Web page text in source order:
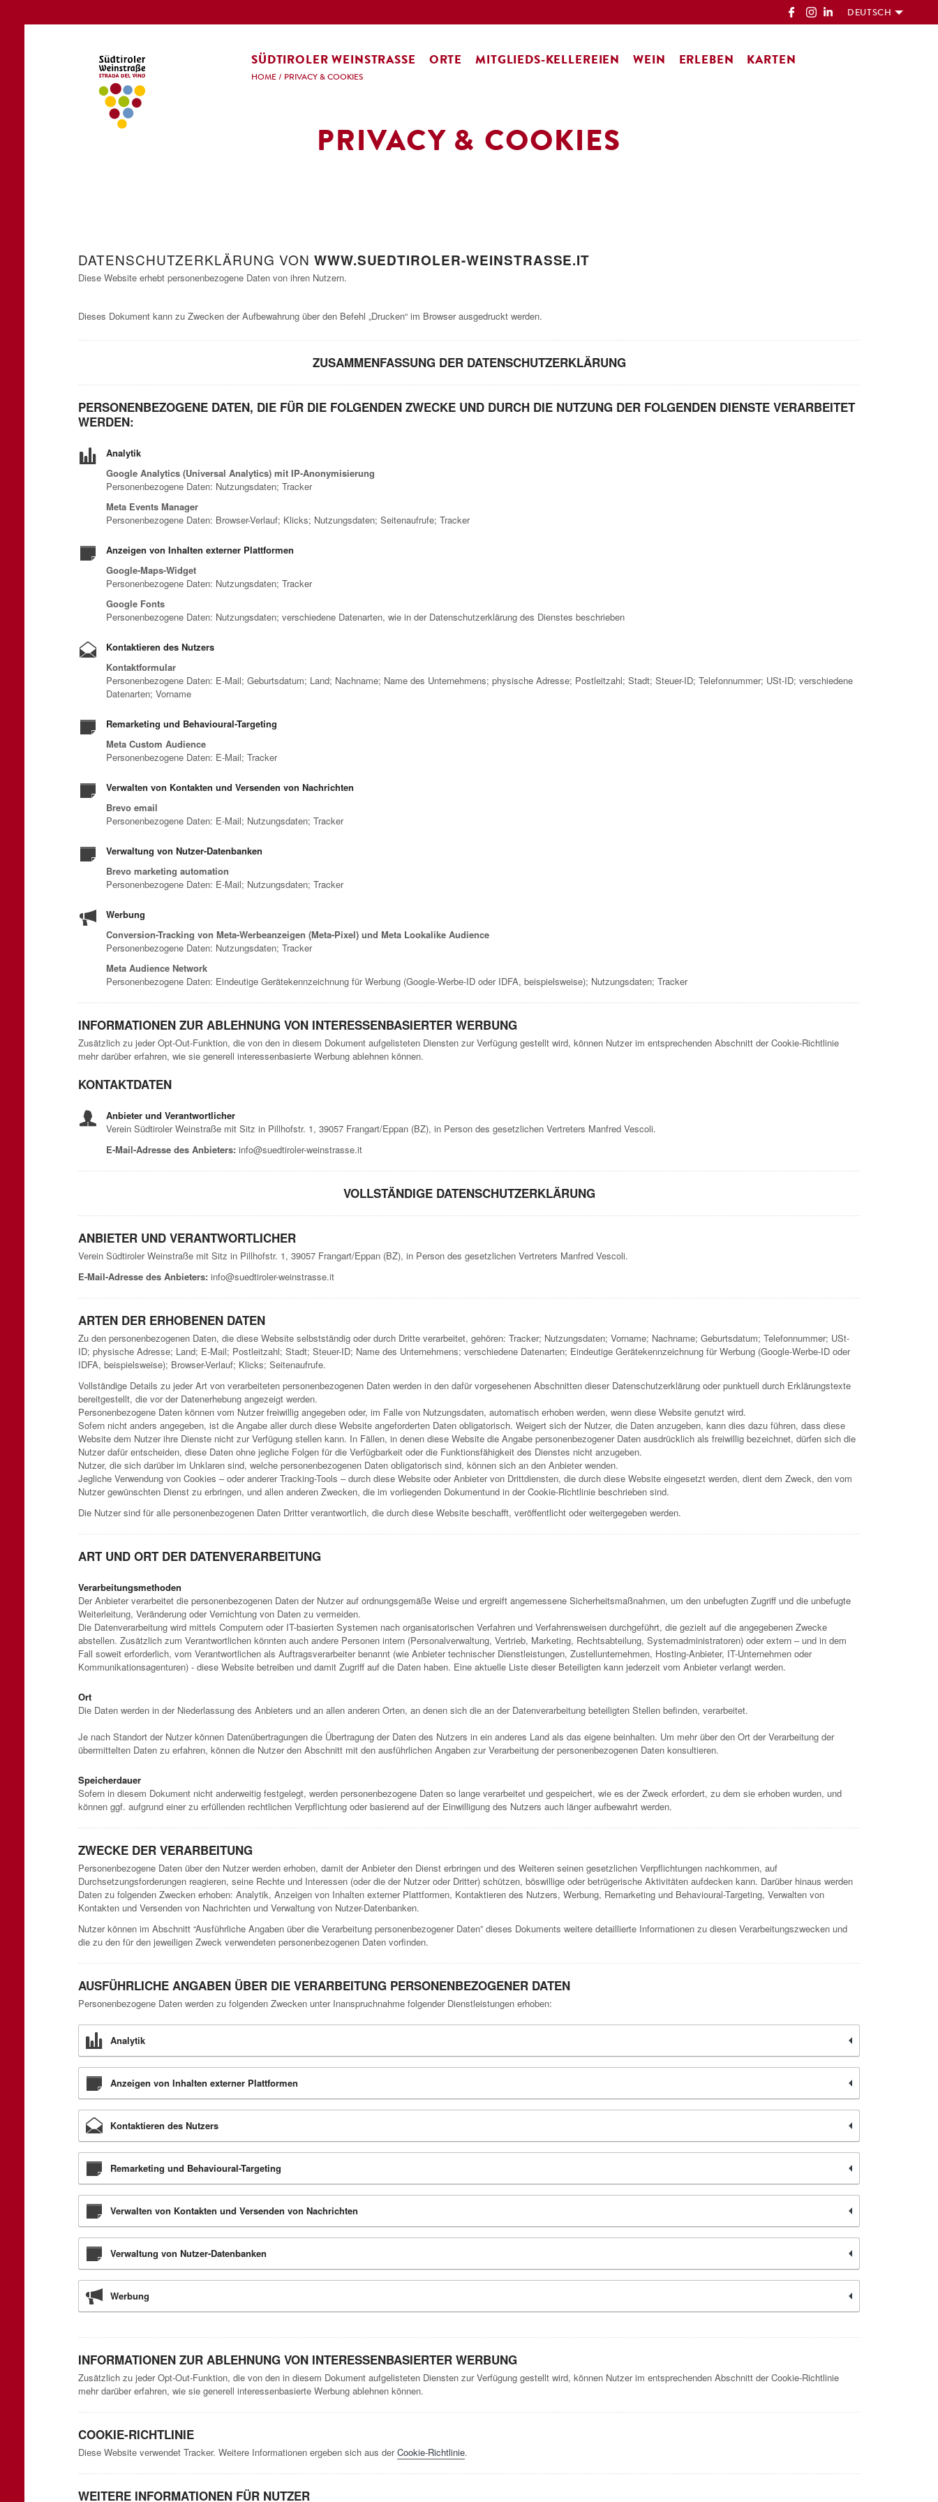
DEUTSCH
SÜDTIROLER WEINSTRASSE ORTE MITGLIEDS-KELLEREIEN WEIN ERLEBEN KARTEN
HOME / PRIVACY & COOKIES
PRIVACY & COOKIES
DATENSCHUTZERKLÄRUNG VON WWW.SUEDTIROLER-WEINSTRASSE.IT
Diese Website erhebt personenbezogene Daten von ihren Nutzern.
Dieses Dokument kann zu Zwecken der Aufbewahrung über den Befehl „Drucken“ im Browser ausgedruckt werden.
ZUSAMMENFASSUNG DER DATENSCHUTZERKLÄRUNG
PERSONENBEZOGENE DATEN, DIE FÜR DIE FOLGENDEN ZWECKE UND DURCH DIE NUTZUNG DER FOLGENDEN DIENSTE VERARBEITET
WERDEN:
Analytik
Google Analytics (Universal Analytics) mit IP-Anonymisierung
Personenbezogene Daten: Nutzungsdaten; Tracker
Meta Events Manager
Personenbezogene Daten: Browser-Verlauf; Klicks; Nutzungsdaten; Seitenaufrufe; Tracker
Anzeigen von Inhalten externer Plattformen
Google-Maps-Widget
Personenbezogene Daten: Nutzungsdaten; Tracker
Google Fonts
Personenbezogene Daten: Nutzungsdaten; verschiedene Datenarten, wie in der Datenschutzerklärung des Dienstes beschrieben
Kontaktieren des Nutzers
Kontaktformular
Personenbezogene Daten: E-Mail; Geburtsdatum; Land; Nachname; Name des Unternehmens; physische Adresse; Postleitzahl; Stadt; Steuer-ID; Telefonnummer; USt-ID; verschiedene
Datenarten; Vorname
Remarketing und Behavioural-Targeting
Meta Custom Audience
Personenbezogene Daten: E-Mail; Tracker
Verwalten von Kontakten und Versenden von Nachrichten
Brevo email
Personenbezogene Daten: E-Mail; Nutzungsdaten; Tracker
Verwaltung von Nutzer-Datenbanken
Brevo marketing automation
Personenbezogene Daten: E-Mail; Nutzungsdaten; Tracker
Werbung
Conversion-Tracking von Meta-Werbeanzeigen (Meta-Pixel) und Meta Lookalike Audience
Personenbezogene Daten: Nutzungsdaten; Tracker
Meta Audience Network
Personenbezogene Daten: Eindeutige Gerätekennzeichnung für Werbung (Google-Werbe-ID oder IDFA, beispielsweise); Nutzungsdaten; Tracker
INFORMATIONEN ZUR ABLEHNUNG VON INTERESSENBASIERTER WERBUNG
Zusätzlich zu jeder Opt-Out-Funktion, die von den in diesem Dokument aufgelisteten Diensten zur Verfügung gestellt wird, können Nutzer im entsprechenden Abschnitt der Cookie-Richtlinie
mehr darüber erfahren, wie sie generell interessenbasierte Werbung ablehnen können.
KONTAKTDATEN
Anbieter und Verantwortlicher
Verein Südtiroler Weinstraße mit Sitz in Pillhofstr. 1, 39057 Frangart/Eppan (BZ), in Person des gesetzlichen Vertreters Manfred Vescoli.
E-Mail-Adresse des Anbieters: info@suedtiroler-weinstrasse.it
VOLLSTÄNDIGE DATENSCHUTZERKLÄRUNG
ANBIETER UND VERANTWORTLICHER
Verein Südtiroler Weinstraße mit Sitz in Pillhofstr. 1, 39057 Frangart/Eppan (BZ), in Person des gesetzlichen Vertreters Manfred Vescoli.
E-Mail-Adresse des Anbieters: info@suedtiroler-weinstrasse.it
ARTEN DER ERHOBENEN DATEN
Zu den personenbezogenen Daten, die diese Website selbstständig oder durch Dritte verarbeitet, gehören: Tracker; Nutzungsdaten; Vorname; Nachname; Geburtsdatum; Telefonnummer; USt-
ID; physische Adresse; Land; E-Mail; Postleitzahl; Stadt; Steuer-ID; Name des Unternehmens; verschiedene Datenarten; Eindeutige Gerätekennzeichnung für Werbung (Google-Werbe-ID oder
IDFA, beispielsweise); Browser-Verlauf; Klicks; Seitenaufrufe.
Vollständige Details zu jeder Art von verarbeiteten personenbezogenen Daten werden in den dafür vorgesehenen Abschnitten dieser Datenschutzerklärung oder punktuell durch Erklärungstexte
bereitgestellt, die vor der Datenerhebung angezeigt werden.
Personenbezogene Daten können vom Nutzer freiwillig angegeben oder, im Falle von Nutzungsdaten, automatisch erhoben werden, wenn diese Website genutzt wird.
Sofern nicht anders angegeben, ist die Angabe aller durch diese Website angeforderten Daten obligatorisch. Weigert sich der Nutzer, die Daten anzugeben, kann dies dazu führen, dass diese
Website dem Nutzer ihre Dienste nicht zur Verfügung stellen kann. In Fällen, in denen diese Website die Angabe personenbezogener Daten ausdrücklich als freiwillig bezeichnet, dürfen sich die
Nutzer dafür entscheiden, diese Daten ohne jegliche Folgen für die Verfügbarkeit oder die Funktionsfähigkeit des Dienstes nicht anzugeben.
Nutzer, die sich darüber im Unklaren sind, welche personenbezogenen Daten obligatorisch sind, können sich an den Anbieter wenden.
Jegliche Verwendung von Cookies – oder anderer Tracking-Tools – durch diese Website oder Anbieter von Drittdiensten, die durch diese Website eingesetzt werden, dient dem Zweck, den vom
Nutzer gewünschten Dienst zu erbringen, und allen anderen Zwecken, die im vorliegenden Dokumentund in der Cookie-Richtlinie beschrieben sind.
Die Nutzer sind für alle personenbezogenen Daten Dritter verantwortlich, die durch diese Website beschafft, veröffentlicht oder weitergegeben werden.
ART UND ORT DER DATENVERARBEITUNG
Verarbeitungsmethoden
Der Anbieter verarbeitet die personenbezogenen Daten der Nutzer auf ordnungsgemäße Weise und ergreift angemessene Sicherheitsmaßnahmen, um den unbefugten Zugriff und die unbefugte
Weiterleitung, Veränderung oder Vernichtung von Daten zu vermeiden.
Die Datenverarbeitung wird mittels Computern oder IT-basierten Systemen nach organisatorischen Verfahren und Verfahrensweisen durchgeführt, die gezielt auf die angegebenen Zwecke
abstellen. Zusätzlich zum Verantwortlichen könnten auch andere Personen intern (Personalverwaltung, Vertrieb, Marketing, Rechtsabteilung, Systemadministratoren) oder extern – und in dem
Fall soweit erforderlich, vom Verantwortlichen als Auftragsverarbeiter benannt (wie Anbieter technischer Dienstleistungen, Zustellunternehmen, Hosting-Anbieter, IT-Unternehmen oder
Kommunikationsagenturen) - diese Website betreiben und damit Zugriff auf die Daten haben. Eine aktuelle Liste dieser Beteiligten kann jederzeit vom Anbieter verlangt werden.
Ort
Die Daten werden in der Niederlassung des Anbieters und an allen anderen Orten, an denen sich die an der Datenverarbeitung beteiligten Stellen befinden, verarbeitet.
Je nach Standort der Nutzer können Datenübertragungen die Übertragung der Daten des Nutzers in ein anderes Land als das eigene beinhalten. Um mehr über den Ort der Verarbeitung der
übermittelten Daten zu erfahren, können die Nutzer den Abschnitt mit den ausführlichen Angaben zur Verarbeitung der personenbezogenen Daten konsultieren.
Speicherdauer
Sofern in diesem Dokument nicht anderweitig festgelegt, werden personenbezogene Daten so lange verarbeitet und gespeichert, wie es der Zweck erfordert, zu dem sie erhoben wurden, und
können ggf. aufgrund einer zu erfüllenden rechtlichen Verpflichtung oder basierend auf der Einwilligung des Nutzers auch länger aufbewahrt werden.
ZWECKE DER VERARBEITUNG
Personenbezogene Daten über den Nutzer werden erhoben, damit der Anbieter den Dienst erbringen und des Weiteren seinen gesetzlichen Verpflichtungen nachkommen, auf
Durchsetzungsforderungen reagieren, seine Rechte und Interessen (oder die der Nutzer oder Dritter) schützen, böswillige oder betrügerische Aktivitäten aufdecken kann. Darüber hinaus werden
Daten zu folgenden Zwecken erhoben: Analytik, Anzeigen von Inhalten externer Plattformen, Kontaktieren des Nutzers, Werbung, Remarketing und Behavioural-Targeting, Verwalten von
Kontakten und Versenden von Nachrichten und Verwaltung von Nutzer-Datenbanken.
Nutzer können im Abschnitt “Ausführliche Angaben über die Verarbeitung personenbezogener Daten” dieses Dokuments weitere detaillierte Informationen zu diesen Verarbeitungszwecken und
die zu den für den jeweiligen Zweck verwendeten personenbezogenen Daten vorfinden.
AUSFÜHRLICHE ANGABEN ÜBER DIE VERARBEITUNG PERSONENBEZOGENER DATEN
Personenbezogene Daten werden zu folgenden Zwecken unter Inanspruchnahme folgender Dienstleistungen erhoben:
Analytik
Anzeigen von Inhalten externer Plattformen
Kontaktieren des Nutzers
Remarketing und Behavioural-Targeting
Verwalten von Kontakten und Versenden von Nachrichten
Verwaltung von Nutzer-Datenbanken
Werbung
INFORMATIONEN ZUR ABLEHNUNG VON INTERESSENBASIERTER WERBUNG
Zusätzlich zu jeder Opt-Out-Funktion, die von den in diesem Dokument aufgelisteten Diensten zur Verfügung gestellt wird, können Nutzer im entsprechenden Abschnitt der Cookie-Richtlinie
mehr darüber erfahren, wie sie generell interessenbasierte Werbung ablehnen können.
COOKIE-RICHTLINIE
Diese Website verwendet Tracker. Weitere Informationen ergeben sich aus derCookie-Richtlinie.
WEITERE INFORMATIONEN FÜR NUTZER